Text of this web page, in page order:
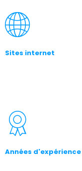
Sites internet
Années d'expérience